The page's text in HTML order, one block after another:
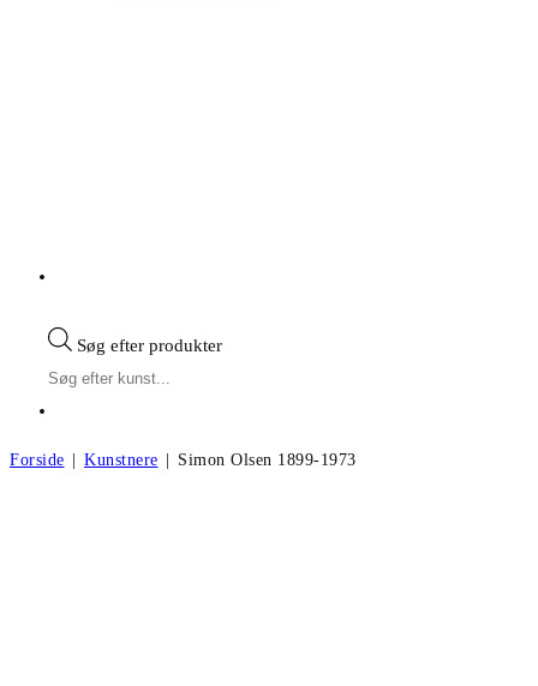
Søg efter produkter
Forside | Kunstnere | Simon Olsen 1899-1973